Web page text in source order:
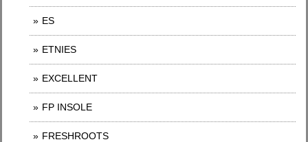
ES
ETNIES
EXCELLENT
FP INSOLE
FRESHROOTS